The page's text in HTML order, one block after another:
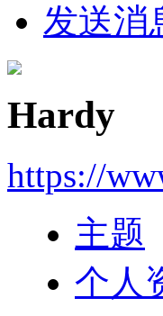
发送消
Hardy
https://
主题
个人